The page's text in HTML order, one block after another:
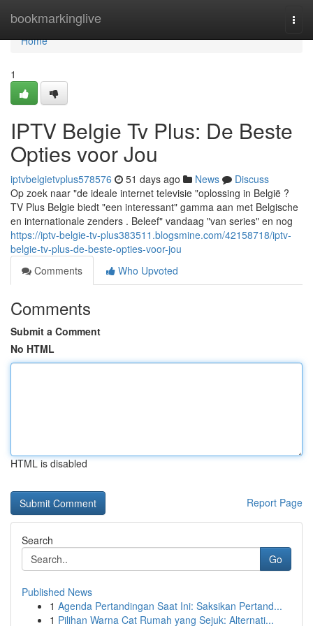
bookmarkinglive
Home
Home
1
IPTV Belgie Tv Plus: De Beste
Opties voor Jou
iptvbelgietvplus578576 51 days ago News
Discuss
Op zoek naar "de ideale internet televisie "oplossing in België ?
TV Plus Belgie biedt "een interessant" gamma aan met Belgische
en internationale zenders . Beleef" vandaag "van series" en nog
https://iptv-belgie-tv-plus383511.blogsmine.com/42158718/iptv-
belgie-tv-plus-de-beste-opties-voor-jou
Comments
Who Upvoted
Comments
Submit a Comment
No HTML
HTML is disabled
Report Page
Search
Go
Published News
1 Agenda Pertandingan Saat Ini: Saksikan Pertand...
1 Pilihan Warna Cat Rumah yang Sejuk: Alternati...